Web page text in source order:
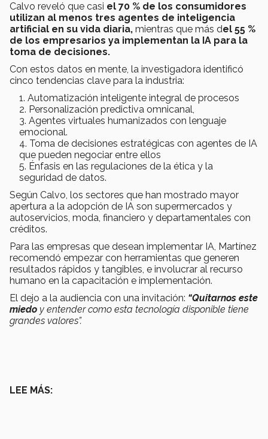
Calvo reveló que casi el 70 % de los consumidores
utilizan al menos tres agentes de inteligencia
artificial en su vida diaria, mientras que más del 55 %
de los empresarios ya implementan la IA para la
toma de decisiones.
Con estos datos en mente, la investigadora identificó
cinco tendencias clave para la industria:
Automatización inteligente integral de procesos
Personalización predictiva omnicanal,
Agentes virtuales humanizados con lenguaje
emocional.
Toma de decisiones estratégicas con agentes de IA
que pueden negociar entre ellos
Énfasis en las regulaciones de la ética y la
seguridad de datos.
Según Calvo, los sectores que han mostrado mayor
apertura a la adopción de IA son supermercados y
autoservicios, moda, financiero y departamentales con
créditos.
Para las empresas que desean implementar IA, Martínez
recomendó empezar con herramientas que generen
resultados rápidos y tangibles, e involucrar al recurso
humano en la capacitación e implementación.
El dejo a la audiencia con una invitación: “Quitarnos este
miedo y entender como esta tecnología disponible tiene
grandes valores”.
LEE MÁS: